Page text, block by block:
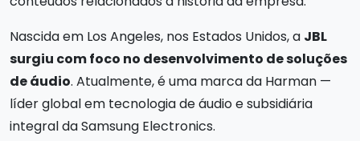
Nascida em Los Angeles, nos Estados Unidos, a JBL
surgiu com foco no desenvolvimento de soluções
de áudio. Atualmente, é uma marca da Harman —
líder global em tecnologia de áudio e subsidiária
integral da Samsung Electronics.